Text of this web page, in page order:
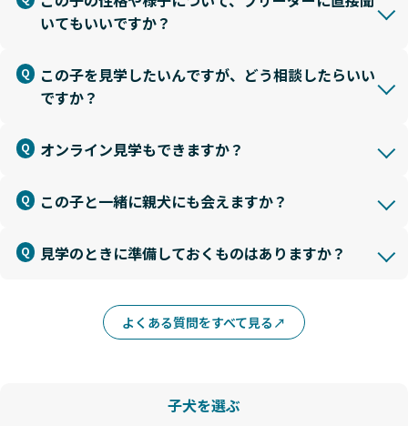
いてもいいですか？
この子を見学したいんですが、どう相談したらいい
ですか？
オンライン見学もできますか？
この子と一緒に親犬にも会えますか？
見学のときに準備しておくものはありますか？
よくある質問をすべて見る
子犬を選ぶ